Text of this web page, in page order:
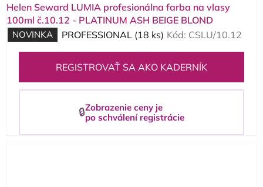
Helen Seward LUMIA profesionálna farba na vlasy
100ml č.10.12 - PLATINUM ASH BEIGE BLOND
NOVINKA PROFESSIONAL (18 ks) Kód: CSLU/10.12
REGISTROVAŤ SA AKO KADERNÍK
🔒Zobrazenie ceny je
po schválení registrácie